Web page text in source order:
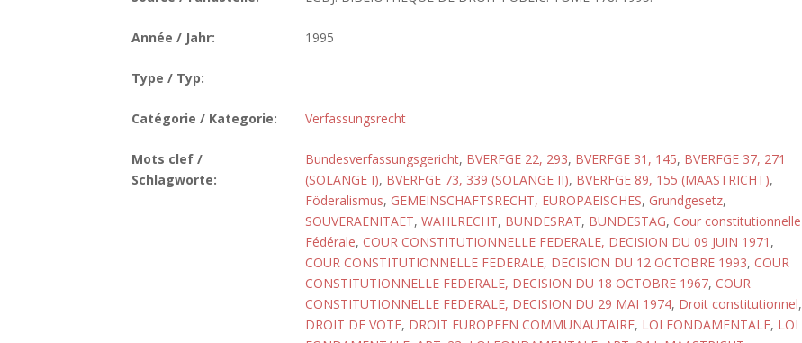
Année / Jahr: 1995
Type / Typ:
Catégorie / Kategorie: Verfassungsrecht
Mots clef /
Schlagworte:
Bundesverfassungsgericht, BVERFGE 22, 293, BVERFGE 31, 145, BVERFGE 37, 271
(SOLANGE I), BVERFGE 73, 339 (SOLANGE II), BVERFGE 89, 155 (MAASTRICHT),
Föderalismus, GEMEINSCHAFTSRECHT, EUROPAEISCHES, Grundgesetz,
SOUVERAENITAET, WAHLRECHT, BUNDESRAT, BUNDESTAG, Cour constitutionnelle
Fédérale, COUR CONSTITUTIONNELLE FEDERALE, DECISION DU 09 JUIN 1971 ,
COUR CONSTITUTIONNELLE FEDERALE, DECISION DU 12 OCTOBRE 1993, COUR
CONSTITUTIONNELLE FEDERALE, DECISION DU 18 OCTOBRE 1967, COUR
CONSTITUTIONNELLE FEDERALE, DECISION DU 29 MAI 1974, Droit constitutionnel,
DROIT DE VOTE, DROIT EUROPEEN COMMUNAUTAIRE, LOI FONDAMENTALE, LOI